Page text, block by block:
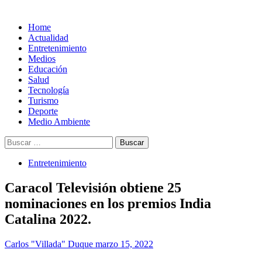
Home
Actualidad
Entretenimiento
Medios
Educación
Salud
Tecnología
Turismo
Deporte
Medio Ambiente
Buscar:
Entretenimiento
Caracol Televisión obtiene 25
nominaciones en los premios India
Catalina 2022.
Carlos "Villada" Duque marzo 15, 2022